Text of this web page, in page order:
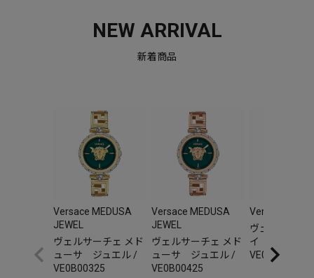
NEW ARRIVAL
新着商品
Versace MEDUSA
JEWEL
ヴェルサーチェ メド
ューサ ジュエル /
VE0B00325
Versace MEDUSA
JEWEL
ヴェルサーチェ メド
ューサ ジュエル /
VE0B00425
Versace V-
ヴェルサーチ
イ オーリア /
VE0F00325